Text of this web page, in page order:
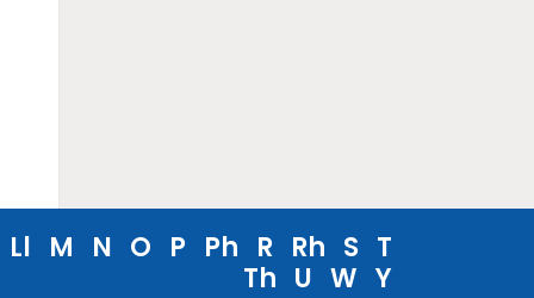
Ll M N O P Ph R Rh S T
Th U W Y